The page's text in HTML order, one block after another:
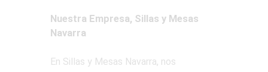
Nuestra Empresa, Sillas y Mesas
Navarra
En Sillas y Mesas Navarra, nos